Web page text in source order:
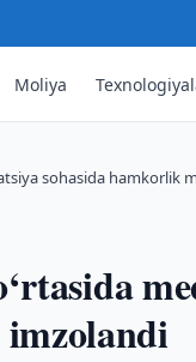
Moliya
sohasida hamkorlik